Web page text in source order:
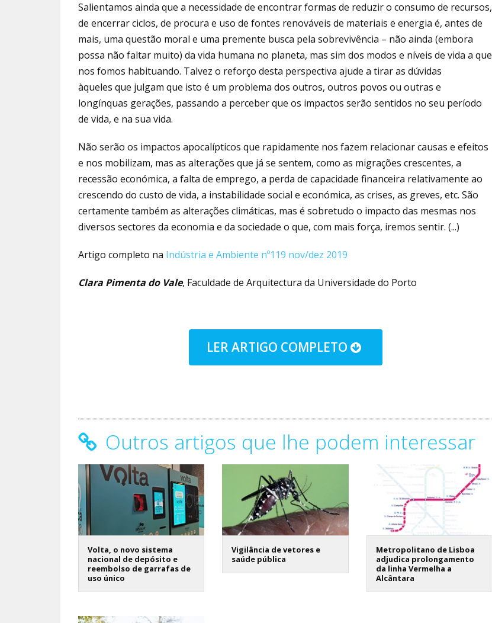
Salientamos ainda que a necessidade de encontrar formas de reduzir o consumo de recursos,
de encerrar ciclos, de procura e uso de fontes renováveis de materiais e energia é, antes de
mais, uma questão moral e uma premente busca pela sobrevivência – não ainda (embora
possa não faltar muito) da vida humana no planeta, mas sim dos modos e níveis de vida a que
nos fomos habituando. Talvez o reforço desta perspectiva ajude a tirar as dúvidas
àqueles que julgam que isto é um problema dos outros, outros povos ou outras e
longínquas gerações, passando a perceber que os impactos serão sentidos no seu período
de vida, e na sua vida.
Não serão os impactos apocalípticos que rapidamente nos fazem relacionar causas e efeitos
e nos mobilizam, mas as alterações que já se sentem, como as migrações crescentes, a
recessão económica, a falta de emprego, a perda de capacidade financeira relativamente ao
crescendo do custo de vida, a instabilidade social e económica, as crises, as greves, etc. São
certamente também as alterações climáticas, mas é sobretudo o impacto das mesmas nos
diversos sectores da economia e da sociedade o que, com mais força, iremos sentir. (...)
Artigo completo na Indústria e Ambiente nº119 nov/dez 2019
Clara Pimenta do Vale, Faculdade de Arquitectura da Universidade do Porto
LER ARTIGO COMPLETO
Outros artigos que lhe podem interessar
Volta, o novo sistema
nacional de depósito e
reembolso de garrafas de
uso único
Vigilância de vetores e
saúde pública
Metropolitano de Lisboa
adjudica prolongamento
da linha Vermelha a
Alcântara